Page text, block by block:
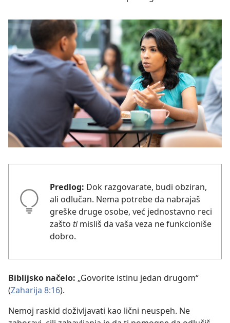
Predlog: Dok razgovarate, budi obziran,
ali odlučan. Nema potrebe da nabrajaš
greške druge osobe, već jednostavno reci
zašto timisliš da vaša veza ne funkcioniše
dobro.
Biblijsko načelo: „Govorite istinu jedan drugom“
(Zaharija 8:16).
Nemoj raskid doživljavati kao lični neuspeh. Ne